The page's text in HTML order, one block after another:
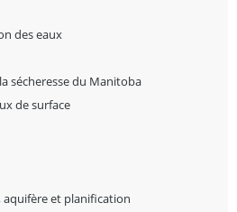
des eaux
sécheresse du Manitoba
de surface
et planification